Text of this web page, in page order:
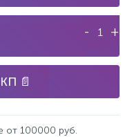
37
12
- +
📄
от 100000 руб.